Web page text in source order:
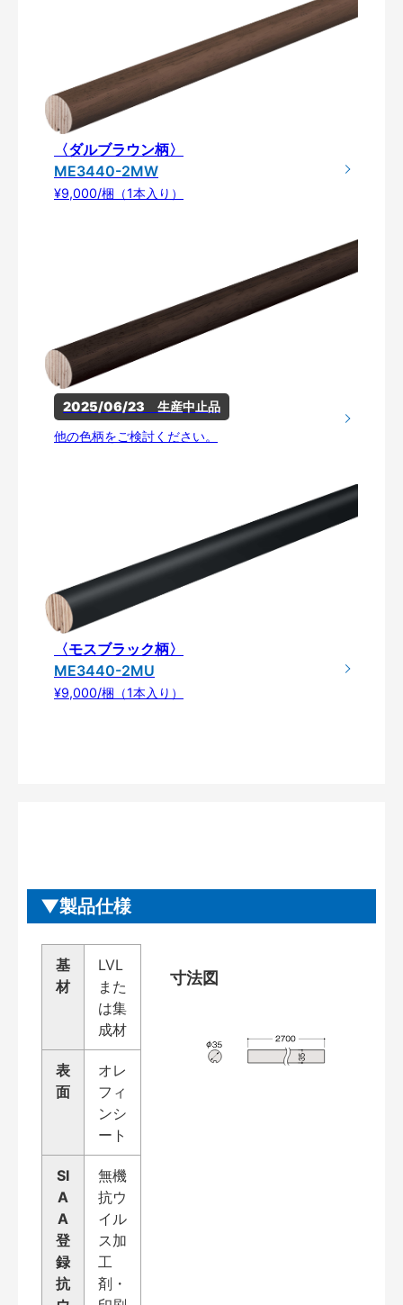
〈ダルブラウン柄〉
ME3440-2MW
¥9,000/梱（1本入り）
2025/06/23　生産中止品
他の色柄をご検討ください。
〈モスブラック柄〉
ME3440-2MU
¥9,000/梱（1本入り）
製品仕様
基
材
LVL
また
は集
成材
表
面
オレ
フィ
ンシ
ート
SI
A
A
登
録
抗
無機
抗ウ
イル
ス加
工
剤・
寸法図